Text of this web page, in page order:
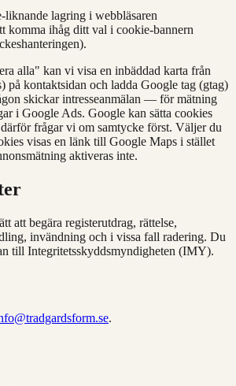
lagring i webbläsaren
komma ihåg ditt val i cookie‑bannern
alla" kan vi visa en inbäddad karta från
på kontaktsidan och ladda Google tag (gtag)
skickar intresseanmälan — för mätning
i Google Ads. Google kan sätta cookies
frågar vi om samtycke först. Väljer du
visas en länk till Google Maps i stället
aktiveras inte.
att begära registerutdrag, rättelse,
invändning och i vissa fall radering. Du
till Integritetsskyddsmyndigheten (IMY).
.